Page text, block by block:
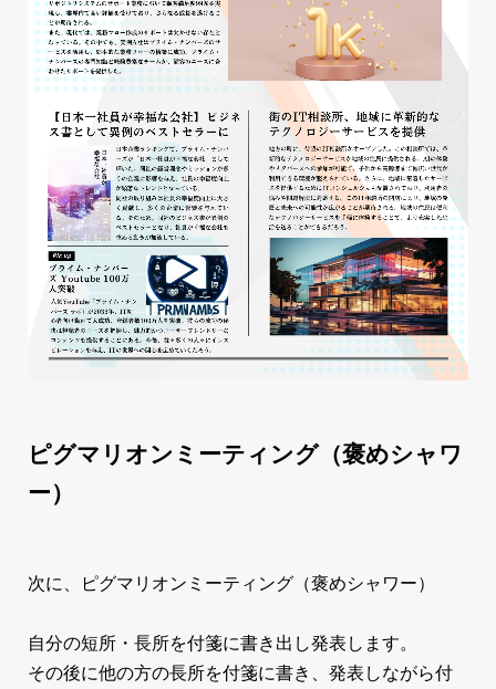
ピグマリオンミーティング（褒めシャワ
ー）
次に、ピグマリオンミーティング（褒めシャワー）
自分の短所・長所を付箋に書き出し発表します。
その後に他の方の長所を付箋に書き、発表しながら付